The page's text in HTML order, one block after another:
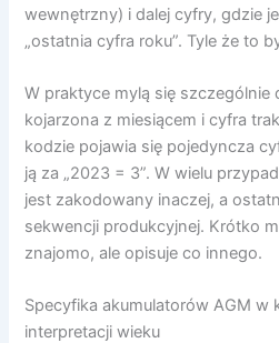
wewnętrzny) i dalej cyfry, gdzie
„ostatnia cyfra roku”. Tyle że to
W praktyce mylą się szczególnie
kojarzona z miesiącem i cyfra
kodzie pojawia się pojedyncza
ją za „2023 = 3”. W wielu
jest zakodowany inaczej, a
sekwencji produkcyjnej. Krótko
znajomo, ale opisuje co innego.
Specyfika akumulatorów AGM w
interpretacji wieku